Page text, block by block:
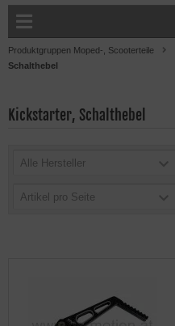
Produktgruppen Moped-, Scooterteile
Schalthebel
Kickstarter, Schalthebel
Alle Hersteller
Artikel pro Seite